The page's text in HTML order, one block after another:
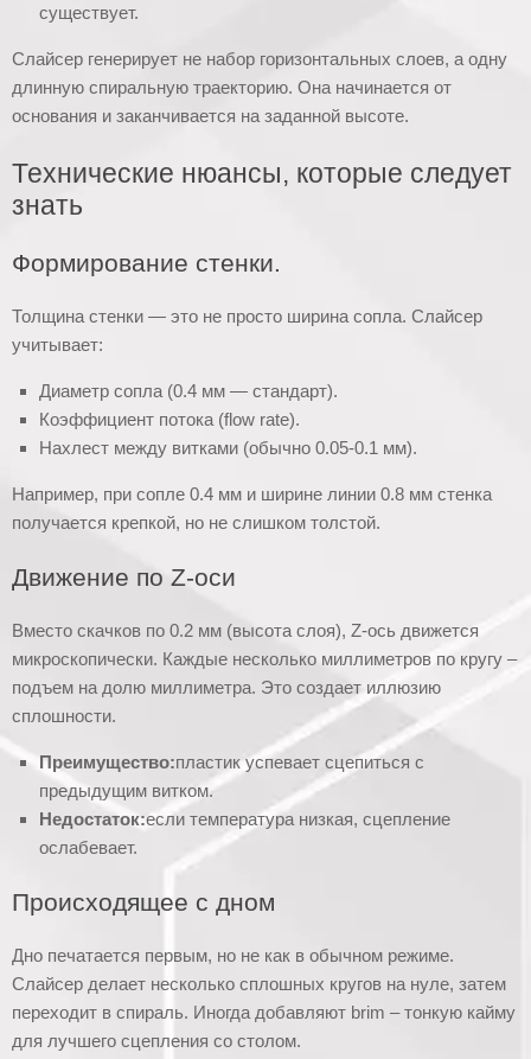
существует.
Слайсер генерирует не набор горизонтальных слоев, а одну
длинную спиральную траекторию. Она начинается от
основания и заканчивается на заданной высоте.
Технические нюансы, которые следует
знать
Формирование стенки.
Толщина стенки — это не просто ширина сопла. Слайсер
учитывает:
Диаметр сопла (0.4 мм — стандарт).
Коэффициент потока (flow rate).
Нахлест между витками (обычно 0.05-0.1 мм).
Например, при сопле 0.4 мм и ширине линии 0.8 мм стенка
получается крепкой, но не слишком толстой.
Движение по Z-оси
Вместо скачков по 0.2 мм (высота слоя), Z-ось движется
микроскопически. Каждые несколько миллиметров по кругу –
подъем на долю миллиметра. Это создает иллюзию
сплошности.
Преимущество:пластик успевает сцепиться с
предыдущим витком.
Недостаток:если температура низкая, сцепление
ослабевает.
Происходящее с дном
Дно печатается первым, но не как в обычном режиме.
Слайсер делает несколько сплошных кругов на нуле, затем
переходит в спираль. Иногда добавляют brim – тонкую кайму
для лучшего сцепления со столом.